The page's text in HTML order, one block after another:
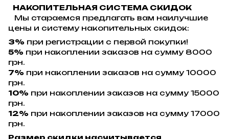
НАКОПИТЕЛЬНАЯ СИСТЕМА СКИДОК
Мы стараемся предлагать вам наилучшие
цены и систему накопительных скидок:
3% при регистрации с первой покупки!
5% при накоплении заказов на сумму 8000
грн.
7% при накоплении заказов на сумму 10000
грн.
10% при накоплении заказов на сумму 15000
грн.
12% при накоплении заказов на сумму 17000
грн.
Размер скидки насчитывается